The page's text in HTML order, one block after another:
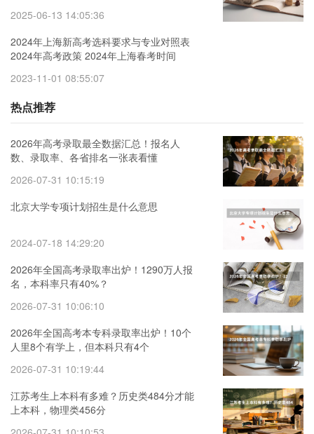
2025-06-13 14:05:36
2024年上海新高考选科要求与专业对照表
2024年高考政策 2024年上海春考时间
2023-11-01 08:55:07
热点推荐
2026年高考录取最全数据汇总！报名人
数、录取率、各省排名一张表看懂
2026-07-31 10:15:19
北京大学专项计划招生是什么意思
2024-07-18 14:29:20
2026年全国高考录取率出炉！1290万人报
名，本科率只有40%？
2026-07-31 10:06:10
2026年全国高考本专科录取率出炉！10个
人里8个有学上，但本科只有4个
2026-07-31 10:19:44
江苏考生上本科有多难？历史类484分才能
上本科，物理类456分